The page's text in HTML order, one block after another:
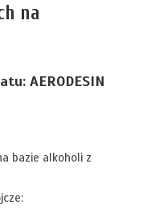
na
AERODESIN
bazie alkoholi z